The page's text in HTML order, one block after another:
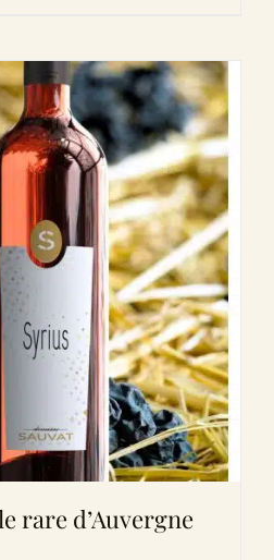
rare d’Auvergne